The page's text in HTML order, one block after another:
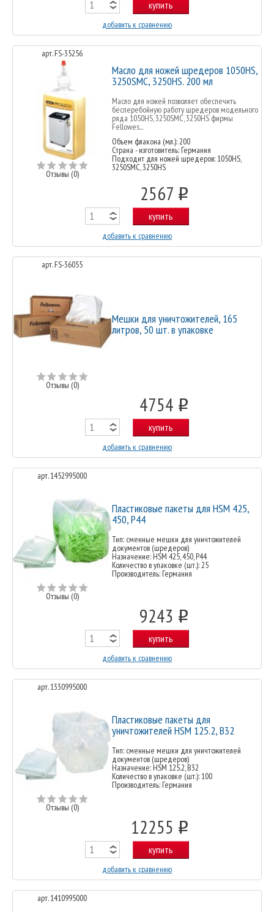
купить
добавить к сравнению
арт. FS-35256
Отзывы (0)
Масло для ножей шредеров 1050HS,
3250SMC, 3250HS. 200 мл
Масло для ножей позволяет обеспечить
бесперебойную работу шредеров модельного
ряда 1050HS, 3250SMC, 3250HS фирмы
Fellowes...
Объем флакона (мл.): 200
Страна - изготовитель: Германия
Подходит для ножей шредеров: 1050HS,
3250SMC, 3250HS
2567 o
купить
добавить к сравнению
арт. FS-36055
Отзывы (0)
Мешки для уничтожителей, 165
литров, 50 шт. в упаковке
4754 o
купить
добавить к сравнению
арт. 1452995000
Отзывы (0)
Пластиковые пакеты для HSM 425,
450, P44
Тип: сменные мешки для уничтожителей
документов (шредеров)
Назначение: HSM 425, 450, P44
Количество в упаковке (шт.): 25
Производитель: Германия
9243 o
купить
добавить к сравнению
арт. 1330995000
Отзывы (0)
Пластиковые пакеты для
уничтожителей HSM 125.2, B32
Тип: сменные мешки для уничтожителей
документов (шредеров)
Назначение: HSM 125.2, B32
Количество в упаковке (шт.): 100
Производитель: Германия
12255 o
купить
добавить к сравнению
арт. 1410995000